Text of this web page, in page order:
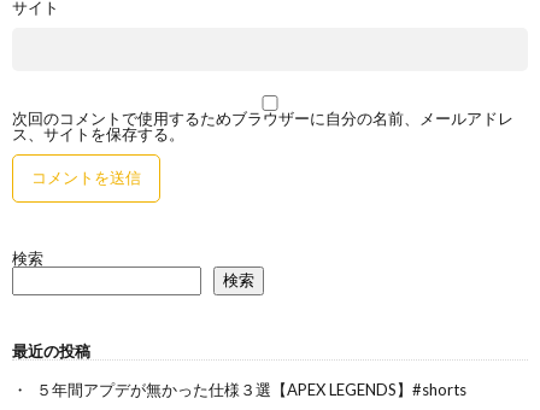
サイト
次回のコメントで使用するためブラウザーに自分の名前、メールアドレ
ス、サイトを保存する。
検索
検索
最近の投稿
５年間アプデが無かった仕様３選【APEX LEGENDS】#shorts